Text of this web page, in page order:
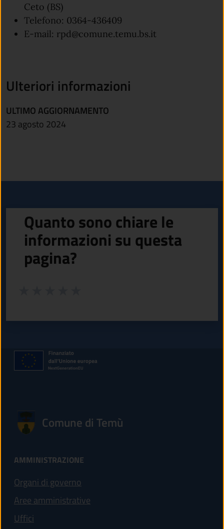
Ceto (BS)
Telefono: 0364-436409
E-mail: rpd@comune.temu.bs.it
Ulteriori informazioni
ULTIMO AGGIORNAMENTO
23 agosto 2024
Quanto sono chiare le
informazioni su questa
pagina?
Comune di Temù
AMMINISTRAZIONE
Organi di governo
Aree amministrative
Uffici